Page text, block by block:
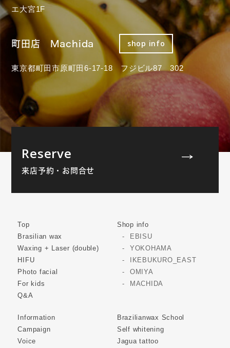
エ大宮1F
町田店 Machida shop info
東京都町田市原町田6-17-18 フジビル87 302
Reserve
来店予約・お問合せ
Top
Brasilian wax
Waxing + Laser (double)
HIFU
Photo facial
For kids
Q&A
Shop info
EBISU
YOKOHAMA
IKEBUKURO_EAST
OMIYA
MACHIDA
Information
Campaign
Voice
Brazilianwax School
Self whitening
Jagua tattoo